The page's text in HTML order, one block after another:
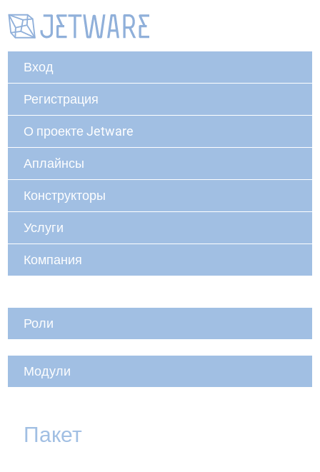
Вход
Регистрация
О проекте Jetware
Аплайнсы
Конструкторы
Услуги
Компания
Роли
Модули
Пакет